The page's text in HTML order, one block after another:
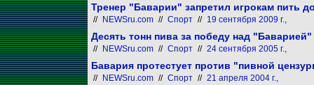
Тренер "Баварии" запретил игрокам пить
// NEWSru.com // Спорт // 19 сентября 2009 г.,
Десять тонн пива за победу над "Баварией"
// NEWSru.com // Спорт // 24 сентября 2005 г.,
Бавария протестует против "пивной
// NEWSru.com // Спорт // 21 апреля 2004 г.,